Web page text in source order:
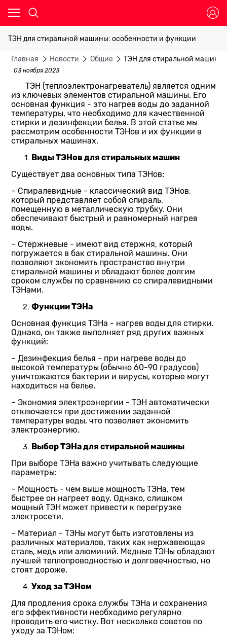
ТЭН для стиральной машины: особенности и функции
Главная Новости Общие ТЭН для стиральной
03 ноября 2023
ТЭН (теплоэлектронагреватель) является одним
из ключевых элементов стиральной машины. Его
основная функция - это нагрев воды до заданной
температуры, что необходимо для качественной
стирки и дезинфекции белья. В этой статье мы
рассмотрим особенности ТЭНов и их функции в
стиральных машинах.
Виды ТЭНов для стиральных машин
Существует два основных типа ТЭНов:
– Спиралевидные - классический вид ТЭНов,
который представляет собой спираль,
помещенную в металлическую трубку. Они
обеспечивают быстрый и равномерный нагрев
воды.
– Стержневые - имеют вид стержня, который
погружается в бак стиральной машины. Они
позволяют экономить пространство внутри
стиральной машины и обладают более долгим
сроком службы по сравнению со спиралевидными
ТЭНами.
Функции ТЭНа
Основная функция ТЭНа - нагрев воды для стирки.
Однако, он также выполняет ряд других важных
функций:
– Дезинфекция белья - при нагреве воды до
высокой температуры (обычно 60-90 градусов)
уничтожаются бактерии и вирусы, которые могут
находиться на белье.
– Экономия электроэнергии - ТЭН автоматически
отключается при достижении заданной
температуры воды, что позволяет экономить
электроэнергию.
Выбор ТЭНа для стиральной машины
При выборе ТЭНа важно учитывать следующие
параметры:
– Мощность - чем выше мощность ТЭНа, тем
быстрее он нагреет воду. Однако, слишком
мощный ТЭН может привести к перегрузке
электросети.
– Материал - ТЭНы могут быть изготовлены из
различных материалов, таких как нержавеющая
сталь, медь или алюминий. Медные ТЭНы обладают
лучшей теплопроводностью и долговечностью, но
стоят дороже.
Уход за ТЭНом
Для продления срока службы ТЭНа и сохранения
его эффективности необходимо регулярно
проводить его чистку. Вот несколько советов по
уходу за ТЭНом: